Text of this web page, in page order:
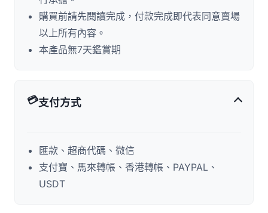
購買前請先閱讀完成，付款完成即代表同意賣場
以上所有內容。
本產品無7天鑑賞期
💳支付方式
匯款、超商代碼、微信
支付寶、馬來轉帳、香港轉帳、PAYPAL、
USDT